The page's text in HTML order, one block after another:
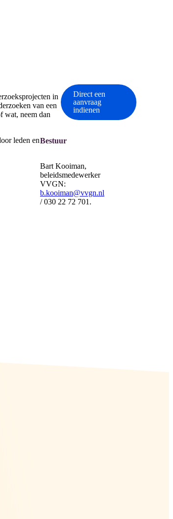
in
van een
wat, neem dan
Direct een
aanvraag
indienen
leden enBestuur
Bart Kooiman,
beleidsmedewerker
VVGN:
b.kooiman@vvgn.nl
/ 030 22 72 701.